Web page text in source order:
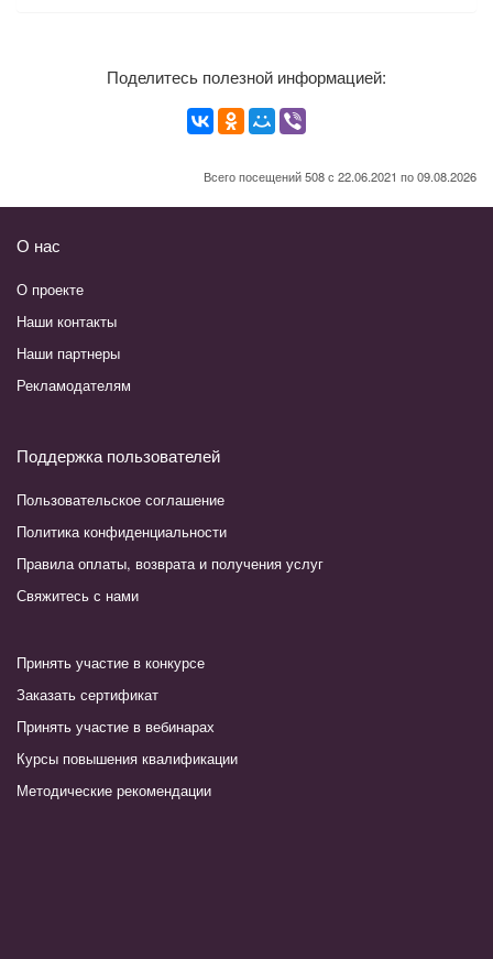
Поделитесь полезной информацией:
Всего посещений 508 с 22.06.2021 по 09.08.2026
О нас
О проекте
Наши контакты
Наши партнеры
Рекламодателям
Поддержка пользователей
Пользовательское соглашение
Политика конфиденциальности
Правила оплаты, возврата и получения услуг
Свяжитесь с нами
Принять участие в конкурсе
Заказать сертификат
Принять участие в вебинарах
Курсы повышения квалификации
Методические рекомендации